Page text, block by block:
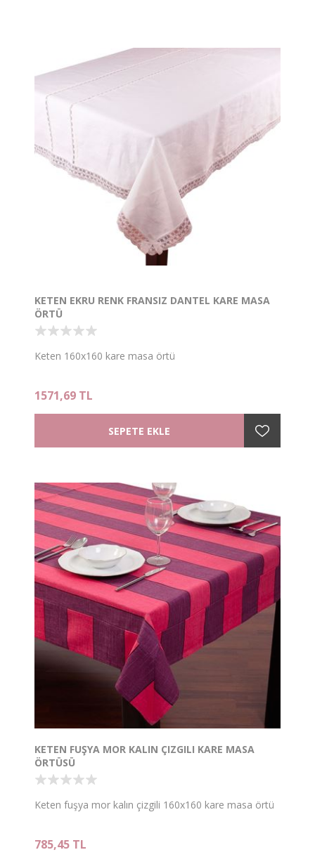
KETEN EKRU RENK FRANSIZ DANTEL KARE MASA
ÖRTÜ
Keten 160x160 kare masa örtü
1571,69 TL
KETEN FUŞYA MOR KALIN ÇIZGILI KARE MASA
ÖRTÜSÜ
Keten fuşya mor kalın çizgili 160x160 kare masa örtü
785,45 TL